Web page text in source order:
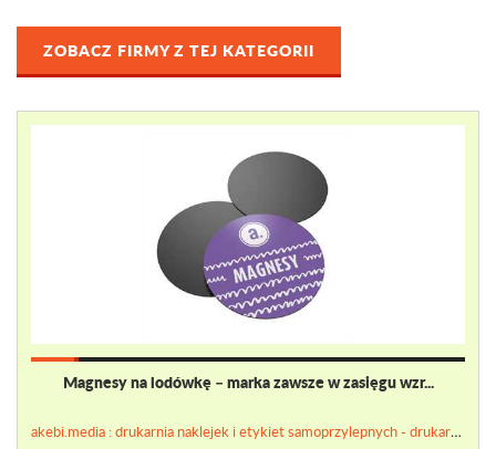
ZOBACZ FIRMY Z TEJ KATEGORII
Magnesy na lodówkę – marka zawsze w zasięgu wzr...
akebi.media : drukarnia naklejek i etykiet samoprzylepnych - drukarnianaklejek.pl